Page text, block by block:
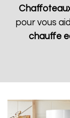
pour vous
chauffe